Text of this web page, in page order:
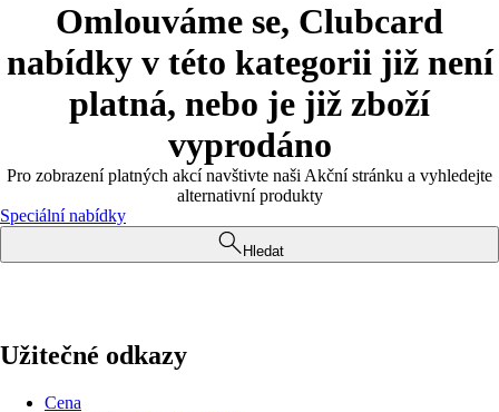
Omlouváme se, Clubcard
nabídky v této kategorii již není
platná, nebo je již zboží
vyprodáno
Pro zobrazení platných akcí navštivte naši Akční stránku a vyhledejte
alternativní produkty
Speciální nabídky
Hledat
Užitečné odkazy
Cena